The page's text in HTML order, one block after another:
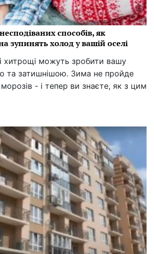
способів, як
зупинять холод у вашій оселі
хитрощі можуть зробити вашу
та затишнішою. Зима не пройде
- і тепер ви знаєте, як з цим